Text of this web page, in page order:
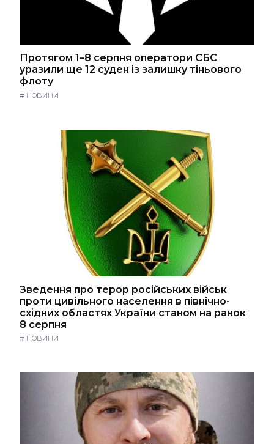
Протягом 1–8 серпня оператори СБС
уразили ще 12 суден із залишку тіньового
флоту
# НОВИНИ
Зведення про терор російських військ
проти цивільного населення в північно-
східних областях України станом на ранок
8 серпня
# НОВИНИ